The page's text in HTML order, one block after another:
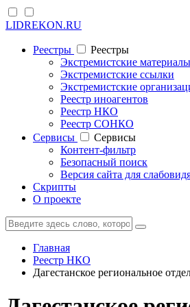
LIDREKON.RU
Реестры
Реестры
Экстремистские материалы
Экстремистские ссылки
Экстремистские
Реестр иноагентов
Реестр НКО
Реестр СОНКО
Cервисы
Cервисы
Контент-фильтр
Безопасный поиск
Версия сайта для
Скрипты
О проекте
Главная
Реестр НКО
Дагестанское региональное